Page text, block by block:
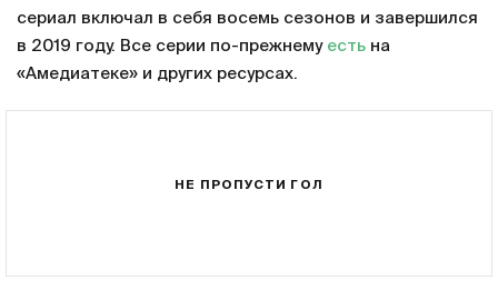
сериал включал в себя восемь сезонов и завершился
в 2019 году. Все серии по-прежнему есть на
«Амедиатеке» и других ресурсах.
НЕ ПРОПУСТИ ГОЛ